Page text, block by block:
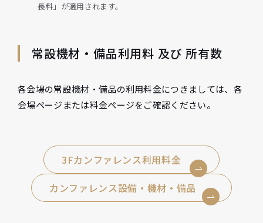
長料」が適用されます。
常設機材・備品利用料 及び 所有数
各会場の常設機材・備品の利用料金につきましては、各
会場ページまたは料金ページをご確認ください。
3Fカンファレンス利用料金
カンファレンス設備・機材・備品